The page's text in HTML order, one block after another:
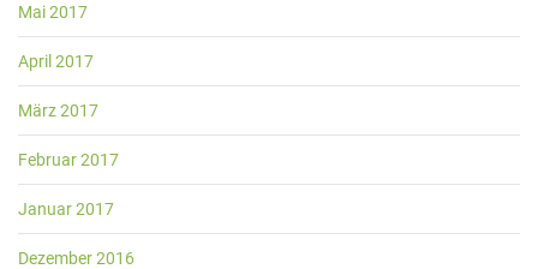
Mai 2017
April 2017
März 2017
Februar 2017
Januar 2017
Dezember 2016